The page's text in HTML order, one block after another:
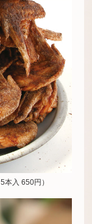
入 650円）